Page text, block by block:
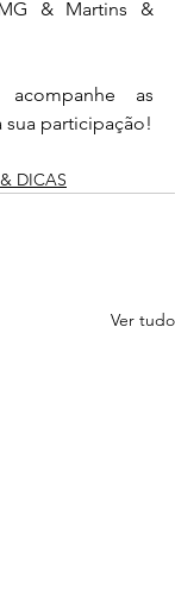
& Martins &
as
sua participação!
DICAS
Ver tudo